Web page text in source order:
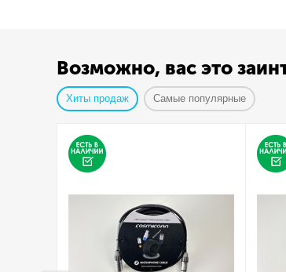
Возможно, вас это
Хиты продаж Самые популярные